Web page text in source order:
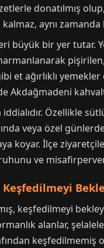
donatılmış
aynı
büyük bir yer tutar.
et ağırlıklı
Akdağmadeni
Özellikle
veya özel
koyar. İlçe
ve
Keşfedilmeyi
keşfedilmeyi
alanlar,